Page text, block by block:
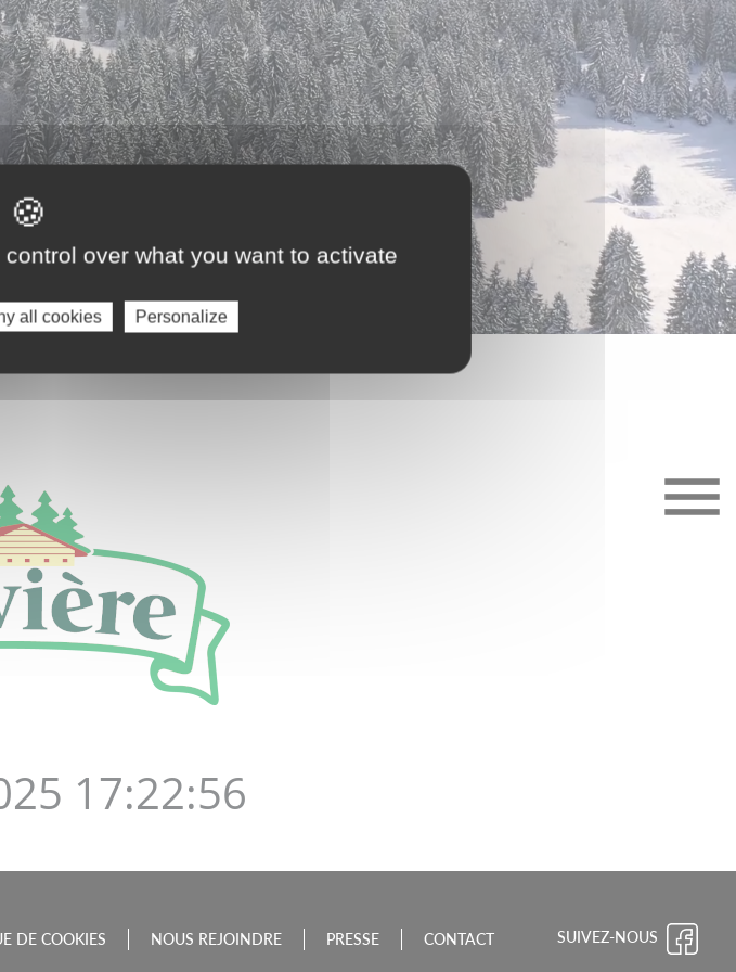
17:22:56
DE COOKIES NOUS REJOINDRE PRESSE CONTACT SUIVEZ-NOUS
over what you want to activate
all cookies Personalize